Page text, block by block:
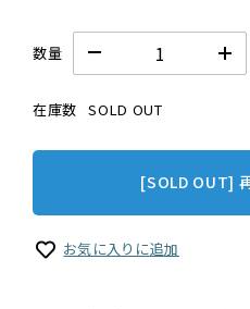
数量
在庫数 SOLD OUT
[SOLD OUT]
お気に入りに追加